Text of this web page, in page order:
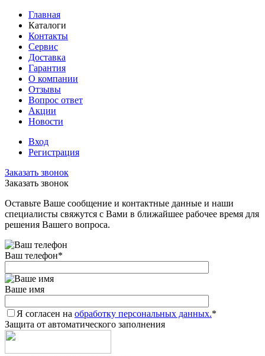
Главная
Каталоги
Контакты
Сервис
Доставка
Гарантия
О компании
Отзывы
Вопрос ответ
Акции
Новости
Вход
Регистрация
Заказать звонок
Заказать звонок
Оставьте Ваше сообщение и контактные данные и наши
специалисты свяжутся с Вами в ближайшее рабочее время для
решения Вашего вопроса.
Ваш телефон*
Ваше имя
Я согласен на обработку персональных данных.*
Защита от автоматического заполнения